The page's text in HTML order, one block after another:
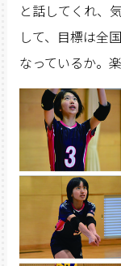
と話してくれ、
して、目標は全
なっているか。